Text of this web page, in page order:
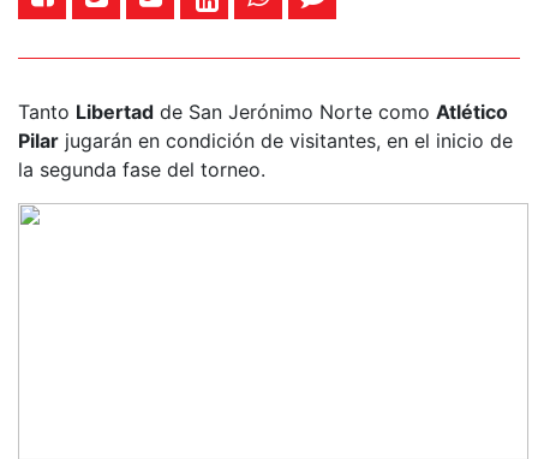
Tanto Libertad de San Jerónimo Norte como Atlético
Pilar jugarán en condición de visitantes, en el inicio de
la segunda fase del torneo.